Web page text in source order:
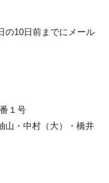
の10日前までにメール
１号
・中村（大）・橋井